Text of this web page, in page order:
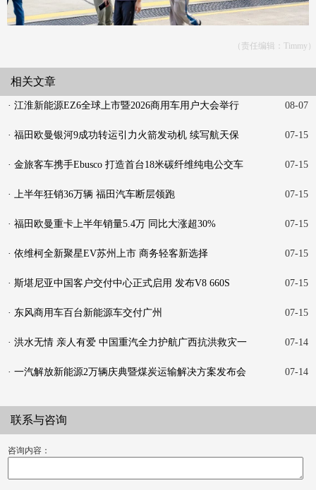
（责任编辑：Timmy）
相关文章
· 江淮新能源EZ6全球上市暨2026商用车用户大会举行 08-07
· 福田欧曼银河9成功转运引力火箭发动机 续写航天保
07-15
· 金旅客车携手Ebusco 打造首台18米碳纤维纯电公交车 07-15
· 上半年狂销36万辆 福田汽车断层领跑 07-15
· 福田欧曼重卡上半年销量5.4万 同比大涨超30% 07-15
· 依维柯全新聚星EV苏州上市 商务轻客新选择 07-15
· 斯堪尼亚中国客户交付中心正式启用 发布V8 660S 07-15
· 东风商用车百台新能源车交付广州 07-15
· 洪水无情 亲人有爱 中国重汽全力护航广西抗洪救灾一
07-14
· 一汽解放新能源2万辆庆典暨煤炭运输解决方案发布会
07-14
联系与咨询
咨询内容：